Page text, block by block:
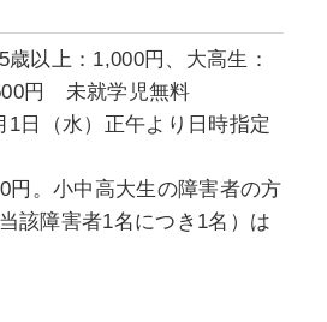
紙原画、関連資料など約230
かな作品世界をお楽しみく
以上：1,000円、大高生：
円 未就学児無料
（水）正午より日時指定
。小中高大生の障害者の方
該障害者1名につき1名）は